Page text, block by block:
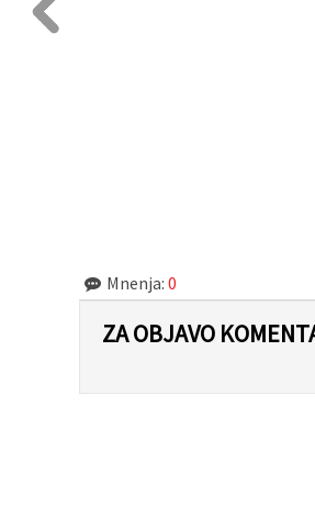
Mnenja: 0
ZA OBJAVO